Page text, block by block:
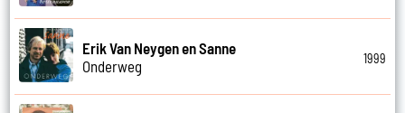
Erik Van Neygen en Sanne
Onderweg
1999